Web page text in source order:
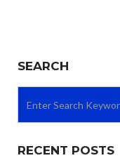
SEARCH
RECENT POSTS